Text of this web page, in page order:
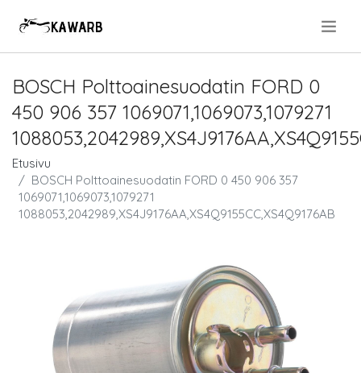
BOSCH Polttoainesuodatin FORD 0
450 906 357 1069071,1069073,1079271
Etusivu
BOSCH Polttoainesuodatin FORD 0 450 906 357
1069071,1069073,1079271
1088053,2042989,XS4J9176AA,XS4Q9155CC,XS4Q9176AB